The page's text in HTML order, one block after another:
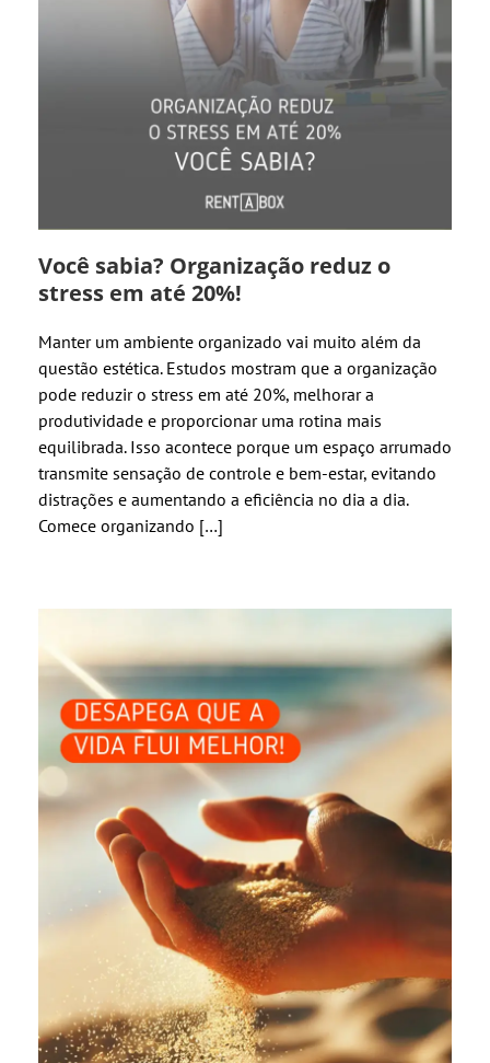
Você sabia? Organização reduz o
stress em até 20%!
Manter um ambiente organizado vai muito além da
questão estética. Estudos mostram que a organização
pode reduzir o stress em até 20%, melhorar a
produtividade e proporcionar uma rotina mais
equilibrada. Isso acontece porque um espaço arrumado
transmite sensação de controle e bem-estar, evitando
distrações e aumentando a eficiência no dia a dia.
Comece organizando […]